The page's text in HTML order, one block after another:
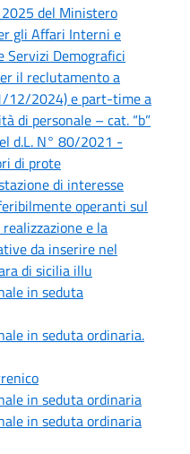
del Ministero
gli Affari Interni e
Servizi Demografici
il reclutamento a
12/2024) e part-time a
di personale – cat. “b”
d.L. N° 80/2021 -
di prote
di interesse
operanti sul
e la
da inserire nel
di sicilia illu
in seduta
in seduta ordinaria.
in seduta ordinaria
in seduta ordinaria